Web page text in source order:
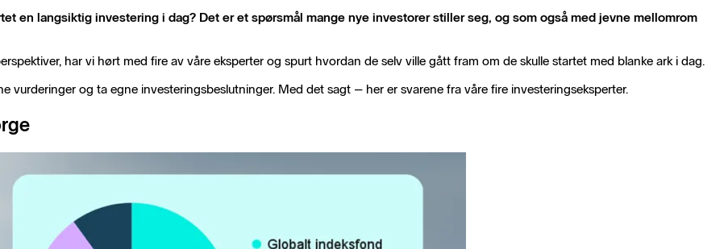
en langsiktig investering i dag? Det er et spørsmål mange nye investorer stiller seg, og som også med jevne mellomrom
har vi hørt med fire av våre eksperter og spurt hvordan de selv ville gått fram om de skulle startet med blanke ark i dag.
vurderinger og ta egne investeringsbeslutninger. Med det sagt – her er svarene fra våre fire investeringseksperter.